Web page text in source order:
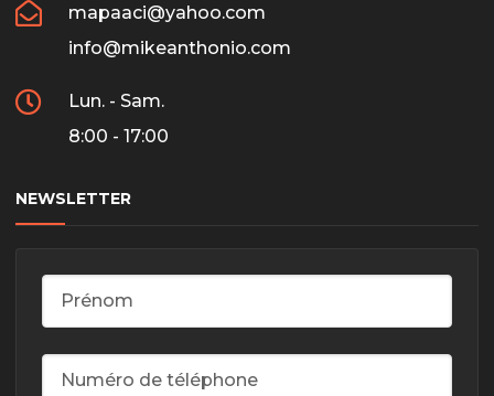
mapaaci@yahoo.com
info@mikeanthonio.com
Lun. - Sam.
8:00 - 17:00
NEWSLETTER